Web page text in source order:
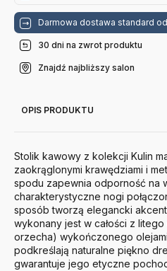
Darmowa dostawa standard od
30 dni na zwrot produktu
Znajdź najbliższy salon
OPIS PRODUKTU
Stolik kawowy z kolekcji Kulin
zaokrąglonymi krawędziami i
spodu zapewnia odporność na
charakterystyczne nogi
sposób tworzą elegancki
wykonany jest w całości z
orzecha) wykończonego
podkreślają naturalne piękno
gwarantuje jego etyczne